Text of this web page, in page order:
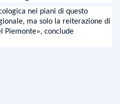
nei piani di questo
ma solo la reiterazione di
Piemonte», conclude